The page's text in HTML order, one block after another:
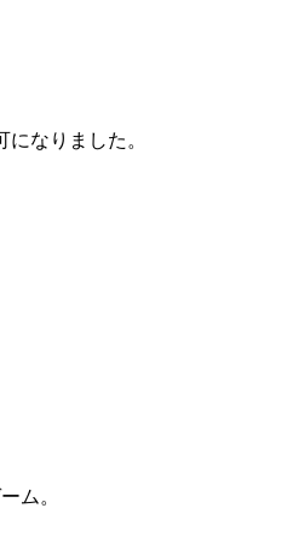
なりました。
ム。